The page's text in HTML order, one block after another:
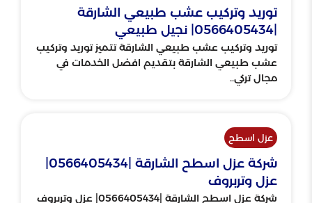
توريد وتركيب عشب طبيعي الشارقة
توريد وتركيب عشب طبيعي الشارقة تتميز توريد وتركيب
عشب طبيعي الشارقة بتقديم افضل الخدمات في
مجال تركي..
عزل اسطح
عزل وتربروف
شركة عزل اسطح الشارقة |0566405434| عزل وتربروف